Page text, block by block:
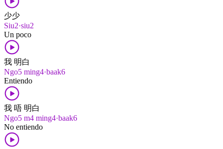
少少
Siu2·siu2
Un poco
我 明白
Ngo5 ming4·baak6
Entiendo
我 唔 明白
Ngo5 m4 ming4·baak6
No entiendo